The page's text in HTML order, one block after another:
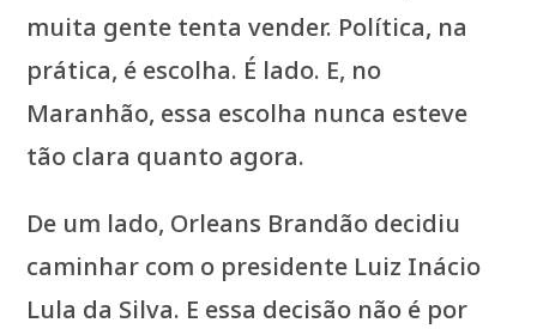
muita gente tenta vender. Política, na
prática, é escolha. É lado. E, no
Maranhão, essa escolha nunca esteve
tão clara quanto agora.
De um lado, Orleans Brandão decidiu
caminhar com o presidente Luiz Inácio
Lula da Silva. E essa decisão não é por